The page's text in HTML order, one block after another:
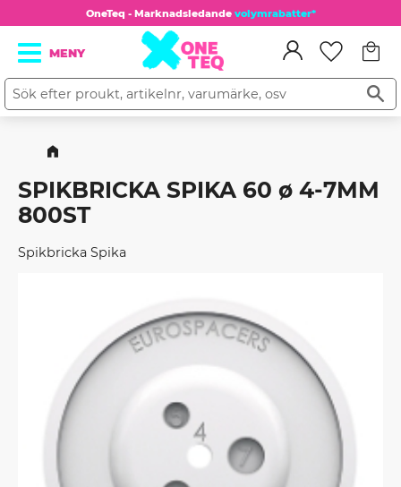
Meny
OneTeq - Marknadsledande volymrabatter*
SPIKBRICKA SPIKA 60 ø 4-7MM
800ST
Spikbricka Spika